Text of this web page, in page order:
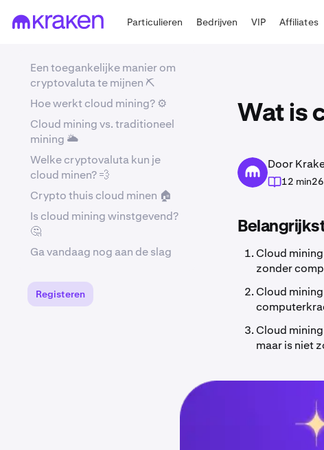
Particulieren Bedrijven VIP Affiliates
Wat is
Door
12 min
Cloud
zonder
Cloud
Cloud
maar is niet
Een toegankelijke manier om
cryptovaluta te mijnen ⛏️
Hoe werkt cloud mining? ⚙️
Cloud mining vs. traditioneel
mining 🌥️
Welke cryptovaluta kun je
cloud minen? 💨
Crypto thuis cloud minen 🏠
Is cloud mining winstgevend?
🤔
Ga vandaag nog aan de slag
Registeren